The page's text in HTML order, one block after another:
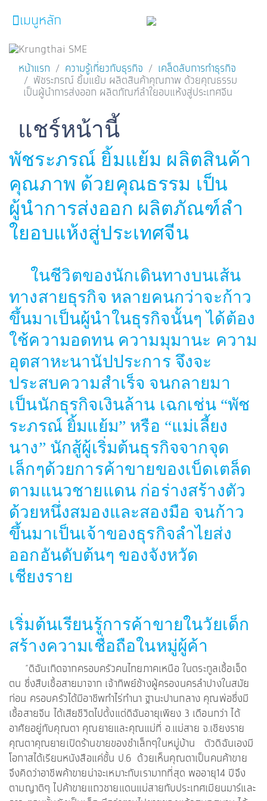
หน้าหลัก
ผลิตภัณฑ์และบริการ
ความรู้เกี่ยวกับธุรกิจ
SME Focus Magazine
คำนวณสินเชื่อเบื้องต้น
ค้นหาจุดบริการ
FOLLOW USKrungthai SME​
เมนูหลัก
หน้าแรก ความรู้เกี่ยวกับธุรกิจ
เคล็ดลับการทำธุรกิจ
พัชระภรณ์ ยิ้มแย้ม ผลิตสินค้าคุณภาพ ด้วยคุณธรรม
เป็นผู้นำการส่งออก ผลิตภัณฑ์ลำใยอบแห้งสู่ประเทศจีน
แชร์หน้านี้
Facebook
พัชระภรณ์ ยิ้มแย้ม ผลิตสินค้า
คุณภาพ ด้วยคุณธรรม เป็น
ผู้นำการส่งออก ผลิตภัณฑ์ลำ
ใยอบแห้งสู่ประเทศจีน
ในชีวิตของนักเดินทางบนเส้น
ทางสายธุรกิจ หลายคนกว่าจะก้าว
ขึ้นมาเป็นผู้นำในธุรกิจนั้นๆ ได้ต้อง
ใช้ความอดทน ความมุมานะ ความ
อุตสาหะนานัปประการ จึงจะ
ประสบความสำเร็จ จนกลายมา
เป็นนักธุรกิจเงินล้าน เฉกเช่น “พัช
ระภรณ์ ยิ้มแย้ม” หรือ “แม่เลี้ยง
นาง” นักสู้ผู้เริ่มต้นธุรกิจจากจุด
เล็กๆด้วยการค้าขายของเบ็ดเตล็ด
ตามแนวชายแดน ก่อร่างสร้างตัว
ด้วยหนึ่งสมองและสองมือ จนก้าว
ขึ้นมาเป็นเจ้าของธุรกิจลำไยส่ง
ออกอันดับต้นๆ ของจังหวัด
เชียงราย
เริ่มต้นเรียนรู้การค้าขายในวัยเด็ก
สร้างความเชื่อถือในหมู่ผู้ค้า
“ดิฉันเกิดจากครอบครัวคนไทยภาคเหนือ ในตระกูลเชื้อเจ็ด
ตน ซึ่งสืบเชื้อสายมาจาก เจ้าทิพย์ช้างผู้ครองนครลำปางในสมัย
ก่อน ครอบครัวได้มีอาชีพทำไร่ทำนา ฐานะปานกลาง คุณพ่อซึ่งมี
เชื้อสายจีน ได้เสียชีวิตไปตั้งแต่ดิฉันอายุเพียง 3 เดือนกว่า ได้
อาศัยอยู่กับคุณตา คุณยายและคุณแม่ที่ อ.แม่สาย จ.เชียงราย
คุณตาคุณยายเปิดร้านขายของชำเล็กๆในหมู่บ้าน ตัวดิฉันเองมี
โอกาสได้เรียนหนังสือแค่ชั้น ป.6 ด้วยเห็นคุณตาเป็นคนค้าขาย
จึงคิดว่าอาชีพค้าขายน่าจะเหมาะกับเรามากที่สุด พออายุ14 ปีจึง
ตามญาติๆ ไปค้าขายแถวชายแดนแม่สายกับประเทศเมียนมาร์และ